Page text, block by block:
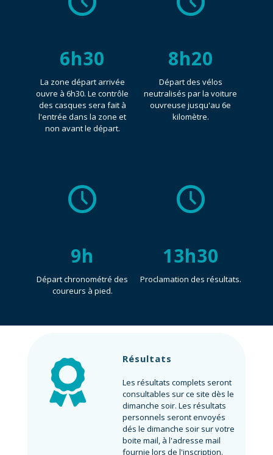
6h30
La zone départ arrivée
ouvre à 6h30. Le contrôle
des casques sera fait à
l'entrée dans la zone et
non avant le départ.
8h20
Départ des vélos
neutralisés par la voiture
ouvreuse jusqu'au 6e
kilomètre.
9h
Départ chronométré des
coureurs à pied.
13h30
Proclamation des résultats.
Résultats
Les résultats complets seront
consultables sur ce site dès le
dimanche soir. Les résultats
personnels seront envoyés
dés le dimanche soir sur votre
boite mail, à l'adresse mail
fournie lors de l'inscription.